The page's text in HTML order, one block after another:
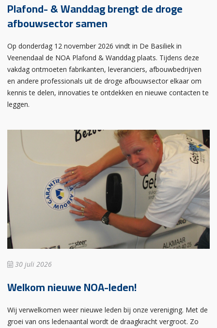
Plafond- & Wanddag brengt de droge
afbouwsector samen
Op donderdag 12 november 2026 vindt in De Basiliek in
Veenendaal de NOA Plafond & Wanddag plaats. Tijdens deze
vakdag ontmoeten fabrikanten, leveranciers, afbouwbedrijven
en andere professionals uit de droge afbouwsector elkaar om
kennis te delen, innovaties te ontdekken en nieuwe contacten te
leggen.
30 juli 2026
Welkom nieuwe NOA-leden!
Wij verwelkomen weer nieuwe leden bij onze vereniging. Met de
groei van ons ledenaantal wordt de draagkracht vergroot. Zo